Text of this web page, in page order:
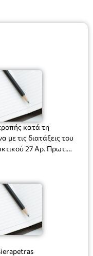
κατά τη
27 Αρ. Πρωτ.